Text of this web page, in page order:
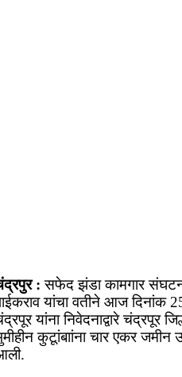
: सफेद झंडा कामगार
यांचा वतीने आज दिनांक
यांना निवेदनाद्वारे चंद्रपूर
कुटूांबाांना चार एकर